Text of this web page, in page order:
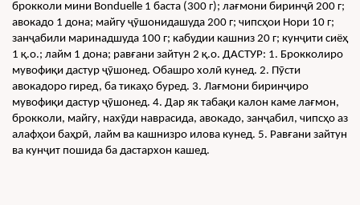
брокколи мини Bonduelle 1 баста (300 г); лағмони биринҷӣ 200 г;
авокадо 1 дона; майгу ҷӯшонидашуда 200 г; чипсҳои Нори 10 г;
занҷабили маринадшуда 100 г; кабудии кашниз 20 г; кунҷити сиёҳ
1 қ.о.; лайм 1 дона; равғани зайтун 2 қ.о. ДАСТУР: 1. Брокколиро
мувофиқи дастур ҷӯшонед. Обашро холӣ кунед. 2. Пӯсти
авокадоро гиред, ба тикаҳо буред. 3. Лағмони биринҷиро
мувофиқи дастур ҷӯшонед. 4. Дар як табақи калон каме лағмон,
брокколи, майгу, нахӯди наврасида, авокадо, занҷабил, чипсҳо аз
алафҳои баҳрӣ, лайм ва кашнизро илова кунед. 5. Равғани зайтун
ва кунҷит пошида ба дастархон кашед.